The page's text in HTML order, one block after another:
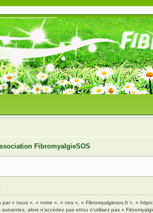
FibromyalgieSOS
« nous », « notre », « nos », « Fibromyalgiesos.fr », «
alors n’accédez pas et/ou n’utilisez pas «